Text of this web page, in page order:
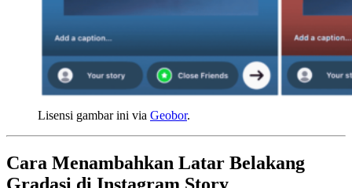
Lisensi gambar ini via Geobor.
Cara Menambahkan Latar Belakang